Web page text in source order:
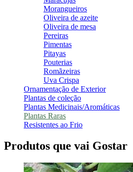
Morangueiros
Oliveira de azeite
Oliveira de mesa
Pereiras
Pimentas
Pitayas
Pouterias
Romãzeiras
Uva Crispa
Ornamentação de Exterior
Plantas de coleção
Plantas Medicinais/Aromáticas
Plantas Raras
Resistentes ao Frio
Produtos que vai Gostar